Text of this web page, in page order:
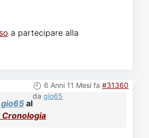
a partecipare alla
6 Anni 11 Mesi fa #31360
da gio65
gio65 al
Cronologia